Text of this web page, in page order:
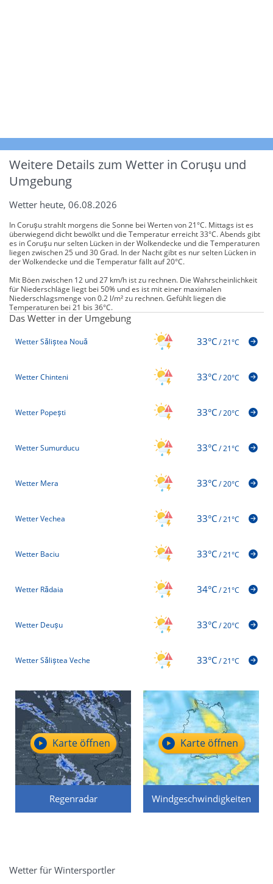
Weitere Details zum Wetter in Corușu und
Umgebung
Wetter heute, 06.08.2026
In Corușu strahlt morgens die Sonne bei Werten von 21°C. Mittags ist es
überwiegend dicht bewölkt und die Temperatur erreicht 33°C. Abends gibt
es in Corușu nur selten Lücken in der Wolkendecke und die Temperaturen
liegen zwischen 25 und 30 Grad. In der Nacht gibt es nur selten Lücken in
der Wolkendecke und die Temperatur fällt auf 20°C.
Mit Böen zwischen 12 und 27 km/h ist zu rechnen. Die Wahrscheinlichkeit
für Niederschläge liegt bei 50% und es ist mit einer maximalen
Niederschlagsmenge von 0.2 l/m² zu rechnen. Gefühlt liegen die
Temperaturen bei 21 bis 36°C.
Das Wetter in der Umgebung
Wetter Săliștea Nouă 33°C/21°C
Wetter Chinteni 33°C/20°C
Wetter Popești 33°C/20°C
Wetter Sumurducu 33°C/21°C
Wetter Mera 33°C/20°C
Wetter Vechea 33°C/21°C
Wetter Baciu 33°C/21°C
Wetter Rădaia 34°C/21°C
Wetter Deușu 33°C/20°C
Wetter Săliștea Veche 33°C/21°C
Regenradar
Karte öffnen
Windgeschwindigkeiten
Karte öffnen
Wetter für Wintersportler